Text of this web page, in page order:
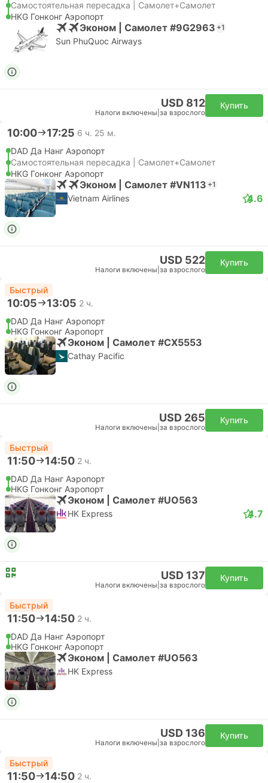
Самостоятельная пересадка | Самолет+Самолет
HKG Гонконг Аэропорт
Эконом | Самолет #9G2963 +1
Sun PhuQuoc Airways
USD 812
Налоги включены за взрослого
Купить
10:00 17:25 6 ч. 25 м.
DAD Да Нанг Аэропорт
Самостоятельная пересадка | Самолет+Самолет
HKG Гонконг Аэропорт
Эконом | Самолет #VN113 +1
Vietnam Airlines 4.6
USD 522
Налоги включены за взрослого
Купить
Быстрый
10:05 13:05 2 ч.
DAD Да Нанг Аэропорт
HKG Гонконг Аэропорт
Эконом | Самолет #CX5553
Cathay Pacific
USD 265
Налоги включены за взрослого
Купить
Быстрый
11:50 14:50 2 ч.
DAD Да Нанг Аэропорт
HKG Гонконг Аэропорт
Эконом | Самолет #UO563
HK Express 4.7
USD 137
Налоги включены за взрослого
Купить
Быстрый
11:50 14:50 2 ч.
DAD Да Нанг Аэропорт
HKG Гонконг Аэропорт
Эконом | Самолет #UO563
HK Express
USD 136
Налоги включены за взрослого
Купить
Быстрый
11:50 14:50 2 ч.